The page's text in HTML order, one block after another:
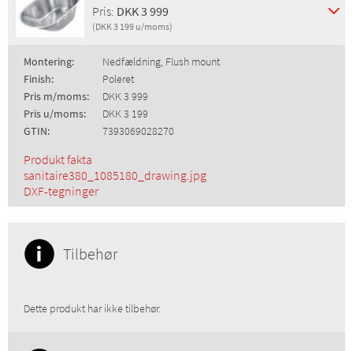
Pris: DKK 3 999
(DKK 3 199 u/moms)
Montering:
Nedfældning, Flush mount
Finish:
Poleret
Pris m/moms:
DKK 3 999
Pris u/moms:
DKK 3 199
GTIN:
7393069028270
Produkt fakta
sanitaire380_1085180_drawing.jpg
DXF-tegninger
Tilbehør
Dette produkt har ikke tilbehør.